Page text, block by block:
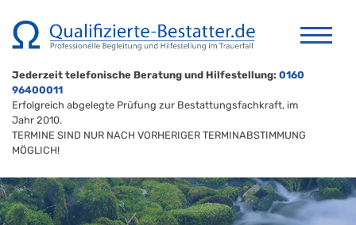
Jederzeit telefonische Beratung und Hilfestellung: 0160
96400011
Erfolgreich abgelegte Prüfung zur Bestattungsfachkraft, im
Jahr 2010.
TERMINE SIND NUR NACH VORHERIGER TERMINABSTIMMUNG
MÖGLICH!